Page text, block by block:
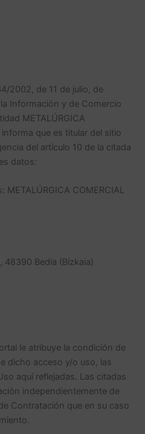
2002, de 11 de julio, de
Información y de Comercio
METALÚRGICA
informa que es titular del sitio
del artículo 10 de la citada
datos:
COMERCIAL
48390 Bedia (Bizkaia)
le atribuye la condición de
dicho acceso y/o uso, las
aquí reflejadas. Las citadas
independientemente de
Contratación que en su caso